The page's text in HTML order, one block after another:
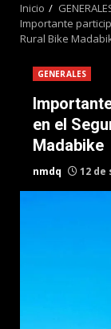
Inicio
Importante
Rural Bike
GENERALES
en el
Madabike
nmdq 12 de